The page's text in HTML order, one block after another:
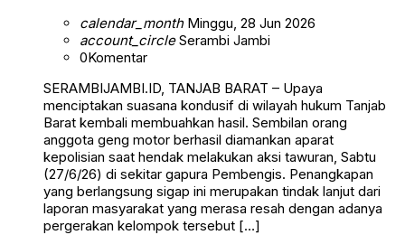
calendar_monthMinggu, 28 Jun 2026
account_circleSerambi Jambi
0Komentar
SERAMBIJAMBI.ID, TANJAB BARAT – Upaya
menciptakan suasana kondusif di wilayah hukum Tanjab
Barat kembali membuahkan hasil. Sembilan orang
anggota geng motor berhasil diamankan aparat
kepolisian saat hendak melakukan aksi tawuran, Sabtu
(27/6/26) di sekitar gapura Pembengis. Penangkapan
yang berlangsung sigap ini merupakan tindak lanjut dari
laporan masyarakat yang merasa resah dengan adanya
pergerakan kelompok tersebut […]